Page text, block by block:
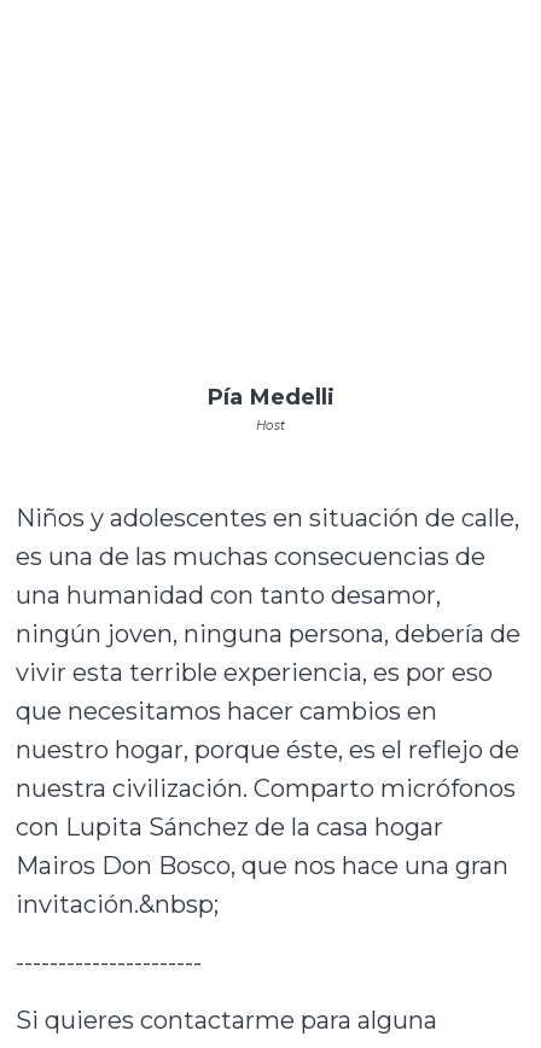
Pía Medelli
Host
Niños y adolescentes en situación de calle,
es una de las muchas consecuencias de
una humanidad con tanto desamor,
ningún joven, ninguna persona, debería de
vivir esta terrible experiencia, es por eso
que necesitamos hacer cambios en
nuestro hogar, porque éste, es el reflejo de
nuestra civilización. Comparto micrófonos
con Lupita Sánchez de la casa hogar
Mairos Don Bosco, que nos hace una gran
invitación.&nbsp;
----------------------
Si quieres contactarme para alguna